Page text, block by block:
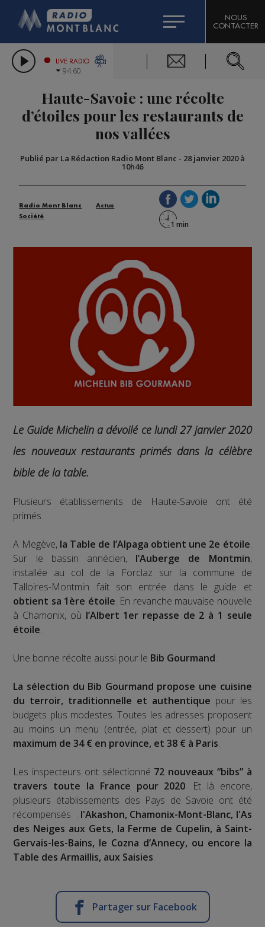
LES CHRONIQUES DE L'EXPERT
CITIZEN MACHINERY
GRAND MASSIF DOMAINES SKIABLES
BIGARD
COMPAGNIE DU MONT-BLANC
NOUS
CONTACTER
LIVE RADIO
94.60
Haute-Savoie : une récolte
d’étoiles pour les restaurants de
nos vallées
Publié par La Rédaction Radio Mont Blanc - 28 janvier 2020 à
10h46
Radio Mont Blanc
Actus
Société
Le Guide Michelin a dévoilé ce lundi 27 janvier 2020
les nouveaux restaurants primés dans la célèbre
bible de la table.
Plusieurs établissements de Haute-Savoie ont été
primés.
A Megève,la Table de l’Alpaga obtient une 2e étoile.
Sur le bassin annécien, l’Auberge de Montmin,
installée au col de la Forclaz sur la commune de
Talloires-Montmin fait son entrée dans le guide et
obtient sa 1ère étoile. En revanche mauvaise nouvelle
à Chamonix, où l’Albert 1er repasse de 2 à 1 seule
étoile.
Une bonne récolte aussi pour le Bib Gourmand.
La sélection du Bib Gourmand propose une cuisine
du terroir, traditionnelle et authentique pour les
budgets plus modestes. Toutes les adresses proposent
au moins un menu (entrée, plat et dessert) pour un
maximum de 34 € en province, et 38 € à Paris.
Les inspecteurs ont sélectionné 72 nouveaux “bibs” à
travers toute la France pour 2020. Et là encore,
plusieurs établissements des Pays de Savoie ont été
récompensés : l'Akashon, Chamonix-Mont-Blanc, l'As
des Neiges aux Gets, la Ferme de Cupelin, à Saint-
Gervais-les-Bains, le Cozna d’Annecy, ou encore la
Table des Armaillis, aux Saisies.
Partager sur Facebook